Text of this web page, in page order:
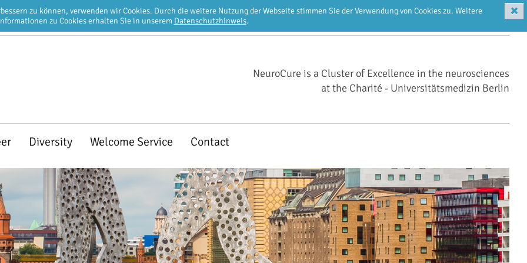
zu können, verwenden wir Cookies. Durch die weitere Nutzung der Webseite stimmen Sie der Verwendung von Cookies zu. Weitere
zu Cookies erhalten Sie in unserem Datenschutzhinweis.
✖
NeuroCure is a Cluster of Excellence in the neurosciences
at the Charité ‑ Universitätsmedizin Berlin
Diversity Welcome Service Contact